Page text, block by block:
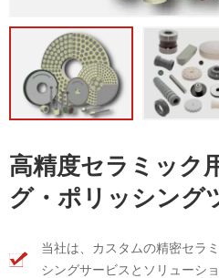
高精度セラミック
グ・ポリッシング
当社は、カスタムの精密セラ
シングサービスとソリューシ